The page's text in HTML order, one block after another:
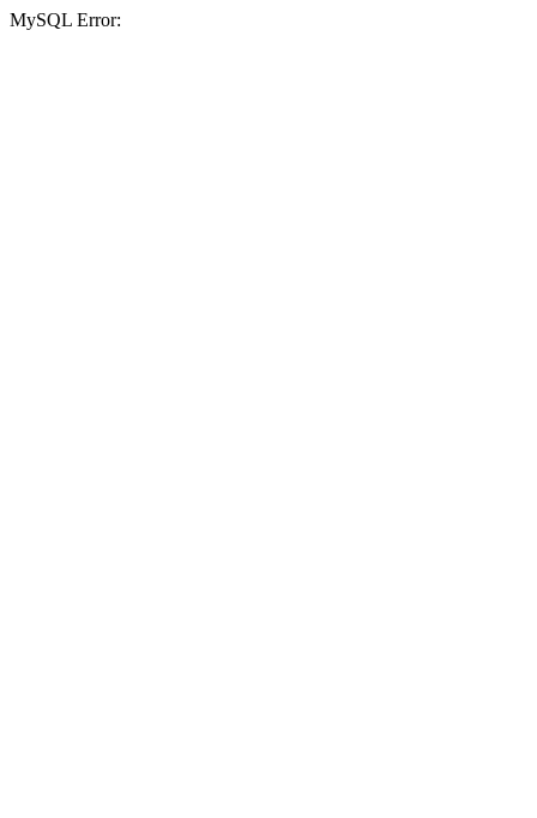
MySQL Error: